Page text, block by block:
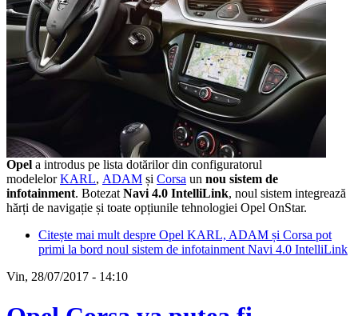
Opel a introdus pe lista dotărilor din configuratorul
modelelorKARL, ADAM și Corsa un nou sistem de
infotainment. Botezat Navi 4.0 IntelliLink, noul sistem integrează
hărți de navigație și toate opțiunile tehnologiei Opel OnStar.
Citește mai mult despre Opel KARL, ADAM și Corsa pot
primi la bord noul sistem de infotainment Navi 4.0 IntelliLink
Vin, 28/07/2017 - 14:10